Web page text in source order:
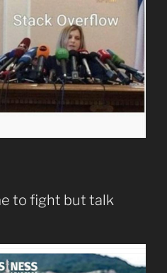
to fight but talk